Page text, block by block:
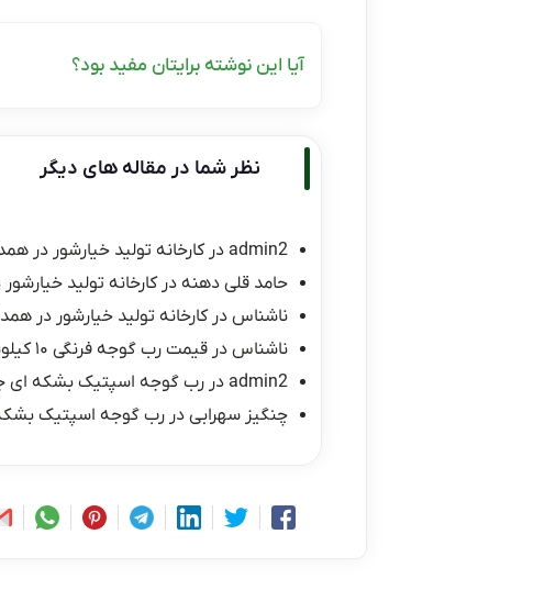
آیا این نوشته برایتان مفید بود؟
نظر شما در مقاله های دیگر
admin2 درکارخانه تولید خیارشور در
حامد قلی دهنه درکارخانه تولید
ناشناس درکارخانه تولید خیارشور در
ناشناس در قیمت رب گوجه فرنگی ۱۰ کیلویی
admin2 در رب گوجه اسپتیک بشکه ای
چنگیز سهرابی در رب گوجه اسپتیک